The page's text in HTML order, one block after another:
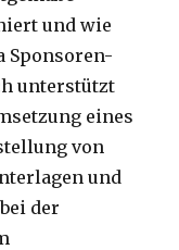
und wie
Sponsoren-
unterstützt
eines
von
und
der